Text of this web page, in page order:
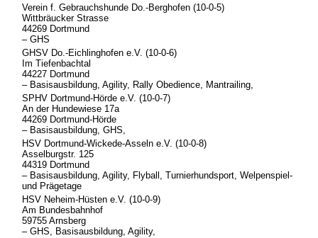
Verein f. Gebrauchshunde Do.-Berghofen (10-0-5)
Wittbräucker Strasse
44269 Dortmund
– GHS
GHSV Do.-Eichlinghofen e.V. (10-0-6)
Im Tiefenbachtal
44227 Dortmund
– Basisausbildung, Agility, Rally Obedience, Mantrailing,
SPHV Dortmund-Hörde e.V. (10-0-7)
An der Hundewiese 17a
44269 Dortmund-Hörde
– Basisausbildung, GHS,
HSV Dortmund-Wickede-Asseln e.V. (10-0-8)
Asselburgstr. 125
44319 Dortmund
– Basisausbildung, Agility, Flyball, Turnierhundsport, Welpenspiel-
und Prägetage
HSV Neheim-Hüsten e.V. (10-0-9)
Am Bundesbahnhof
59755 Arnsberg
– GHS, Basisausbildung, Agility,